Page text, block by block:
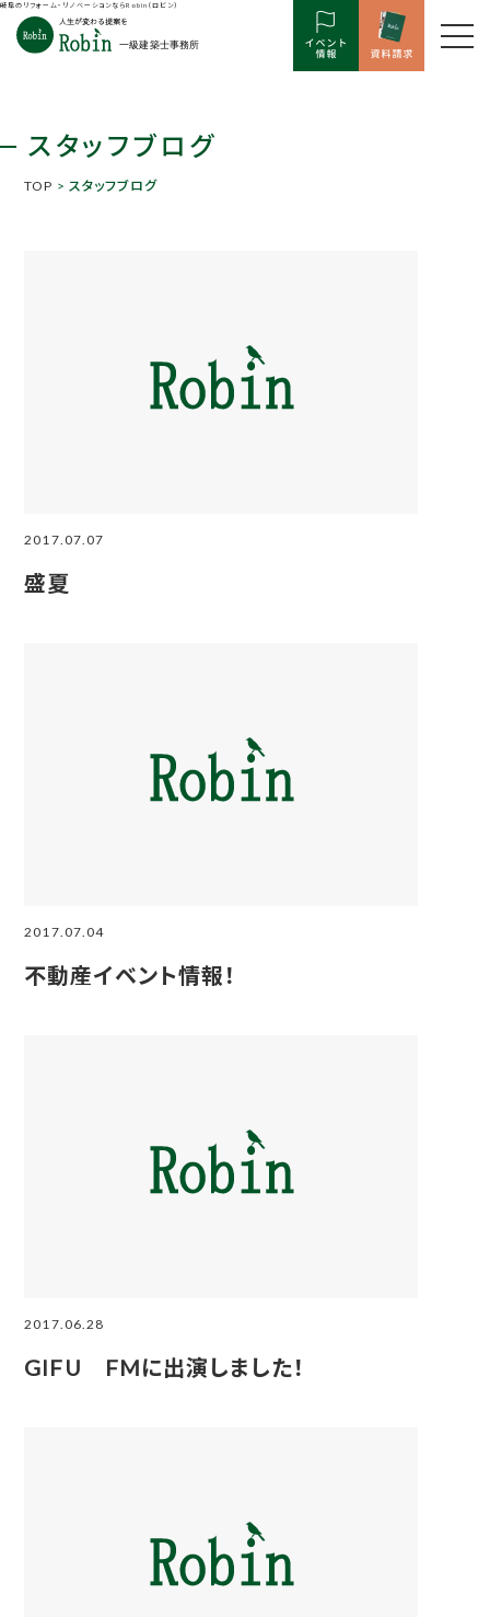
岐阜のリフォーム・リノベーションならRobin（ロビン）
スタッフブログ
TOP > スタッフブログ
2017.07.07
盛夏
2017.07.04
不動産イベント情報！
2017.06.28
GIFU FMに出演しました！